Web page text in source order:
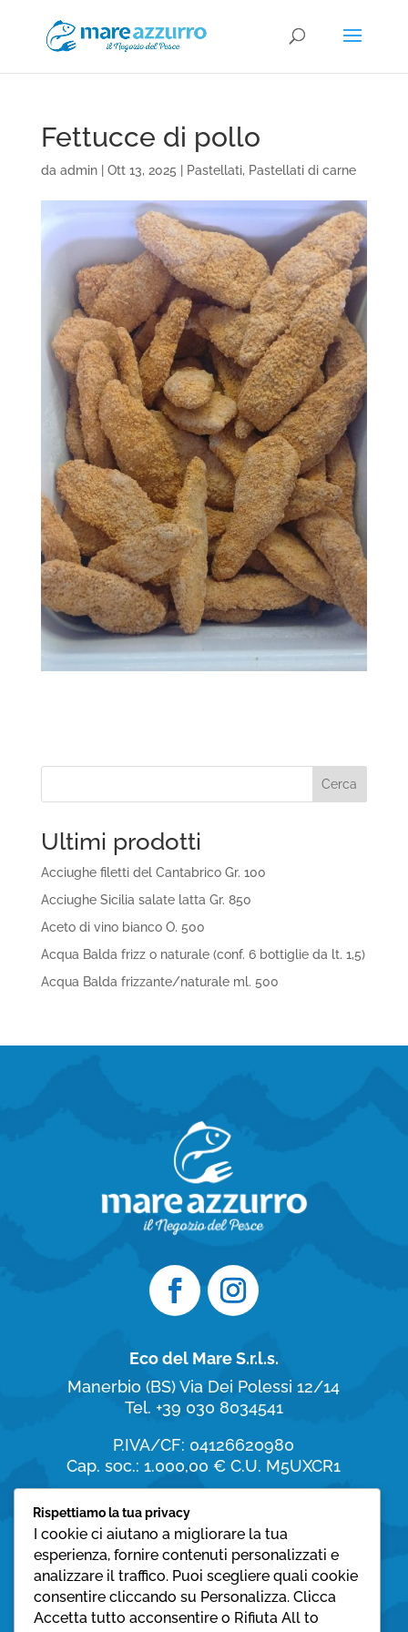
Fettucce di pollo
da admin| Ott 13, 2025 Pastellati, Pastellati di carne
Cerca
Ultimi prodotti
Acciughe filetti del Cantabrico Gr. 100
Acciughe Sicilia salate latta Gr. 850
Aceto di vino bianco O. 500
Acqua Balda frizz o naturale (conf. 6 bottiglie da lt. 1,5)
Acqua Balda frizzante/naturale ml. 500
Eco del Mare S.r.l.s.
Manerbio (BS)Via Dei Polessi 12/14
Tel. +39 030 8034541
P.IVA/CF: 04126620980
Cap. soc.: 1.000,00 €C.U. M5UXCR1
Orari di apertura
dal Lunedì al Sabato:
8:30 – 19:30
Domenica:
08:30 – 12:30
Rispettiamo la tua privacy
I cookie ci aiutano a migliorare la tua
esperienza, fornire contenuti personalizzati e
analizzare il traffico. Puoi scegliere quali cookie
consentire cliccando su Personalizza. Clicca
Accetta tutto acconsentire o Rifiuta All to